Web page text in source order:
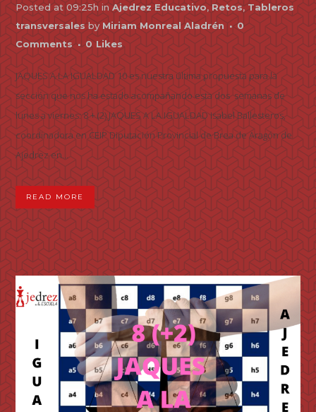
Posted at 09:25h inAjedrez Educativo,Retos,Tableros
transversales byMiriam Monreal Aladrén
0
Comments
0 Likes
JAQUES A LA IGUALDAD 10 es nuestra última propuesta para la
sección que nos ha estado acompañando esta dos semanas de
lunes a viernes: 8 + (2) JAQUES A LA IGUALDAD Isabel Ballesteros,
coordinadora en CEIP Diputación Provincial de Brea de Aragón de
Ajedrez en...
READ MORE